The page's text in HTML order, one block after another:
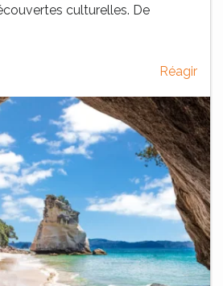
culturelles. De
Réagir